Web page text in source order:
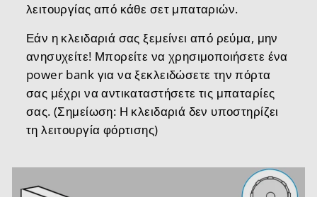
λειτουργίας από κάθε σετ μπαταριών.
Εάν η κλειδαριά σας ξεμείνει από ρεύμα, μην
ανησυχείτε! Μπορείτε να χρησιμοποιήσετε ένα
power bank για να ξεκλειδώσετε την πόρτα
σας μέχρι να αντικαταστήσετε τις μπαταρίες
σας. (Σημείωση: Η κλειδαριά δεν υποστηρίζει
τη λειτουργία φόρτισης)